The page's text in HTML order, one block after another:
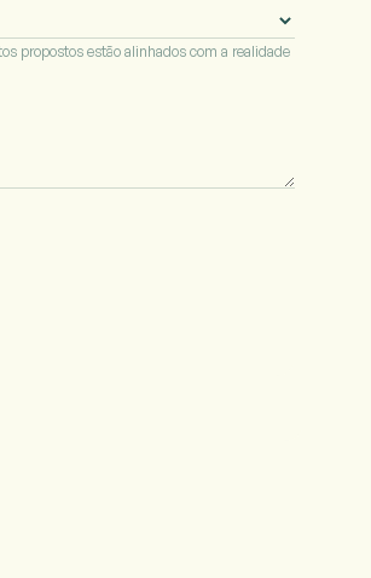
propostos estão alinhados com a realidade